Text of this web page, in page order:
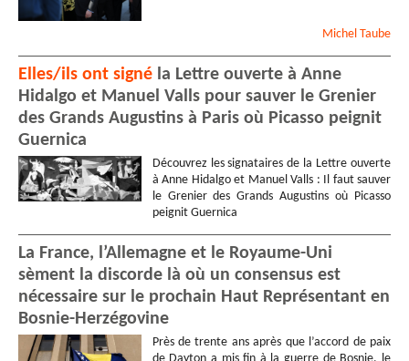
Michel Taube
Elles/ils ont signé la Lettre ouverte à Anne
Hidalgo et Manuel Valls pour sauver le Grenier
des Grands Augustins à Paris où Picasso peignit
Guernica
Découvrez les signataires de la Lettre ouverte
à Anne Hidalgo et Manuel Valls : Il faut sauver
le Grenier des Grands Augustins où Picasso
peignit Guernica
La France, l’Allemagne et le Royaume-Uni
sèment la discorde là où un consensus est
nécessaire sur le prochain Haut Représentant en
Bosnie-Herzégovine
Près de trente ans après que l’accord de paix